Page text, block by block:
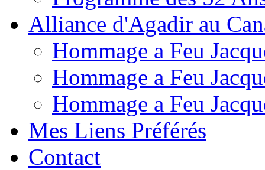
Alliance d'Agadir au
Hommage a Feu
Hommage a Feu
Hommage a Feu
Mes Liens Préférés
Contact